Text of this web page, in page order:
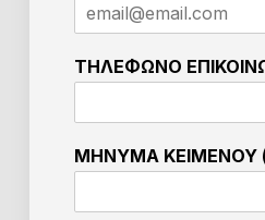
ν
ΤΗΛΕΦΩΝΟ
ΜΗΝΥΜΑ ΚΕΙΜΕΝΟΥ